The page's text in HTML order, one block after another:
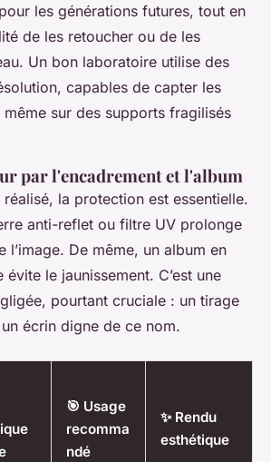
les générations futures, tout en
de les retoucher ou de les
Un bon laboratoire utilise des
capables de capter les
sur des supports fragilisés
par l'encadrement et l'album
la protection est essentielle.
anti-reflet ou filtre UV prolonge
l’image. De même, un album en
le jaunissement. C’est une
pourtant cruciale : un tirage
écrin digne de ce nom.
🎯 Usage
recomma
ndé
✨ Rendu
esthétique